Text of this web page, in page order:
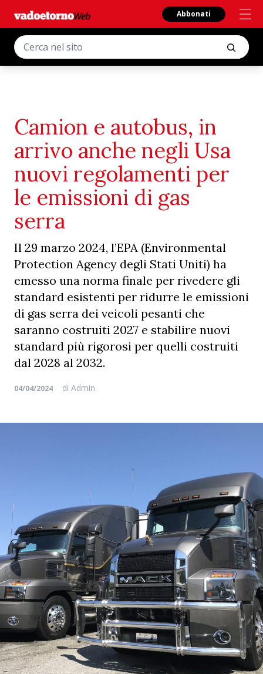
Abbonati
Camion e autobus, in
arrivo anche negli Usa
nuovi regolamenti per
le emissioni di gas
serra
Il 29 marzo 2024, l’EPA (Environmental
Protection Agency degli Stati Uniti) ha
emesso una norma finale per rivedere gli
standard esistenti per ridurre le emissioni
di gas serra dei veicoli pesanti che
saranno costruiti 2027 e stabilire nuovi
standard più rigorosi per quelli costruiti
dal 2028 al 2032.
04/04/2024 di Admin